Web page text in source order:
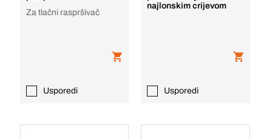
Za tlačni raspršivač
Usporedi
najlonskim crijevom
Usporedi